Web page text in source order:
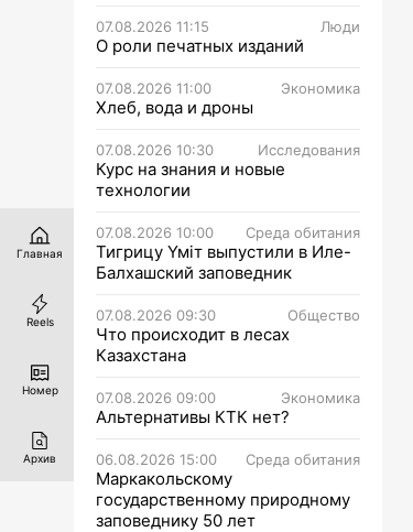
07.08.2026 11:15 Люди
О роли печатных изданий
07.08.2026 11:00 Экономика
Хлеб, вода и дроны
07.08.2026 10:30 Исследования
Курс на знания и новые
технологии
07.08.2026 10:00 Среда обитания
Тигрицу Үміт выпустили в Иле-
Балхашский заповедник
07.08.2026 09:30 Общество
Что происходит в лесах
Казахстана
07.08.2026 09:00 Экономика
Альтернативы КТК нет?
06.08.2026 15:00 Среда обитания
Маркакольскому
государственному природному
заповеднику 50 лет
Главная
Reels
Номер
Архив